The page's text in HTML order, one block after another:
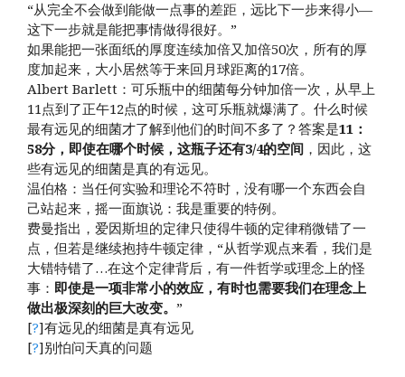
“从完全不会做到能做一点事的差距，远比下一步来得小—
这下一步就是能把事情做得很好。”
如果能把一张面纸的厚度连续加倍又加倍50次，所有的厚
度加起来，大小居然等于来回月球距离的17倍。
Albert Barlett：可乐瓶中的细菌每分钟加倍一次，从早上
11点到了正午12点的时候，这可乐瓶就爆满了。什么时候
最有远见的细菌才了解到他们的时间不多了？答案是11：
58分，即使在哪个时候，这瓶子还有3/4的空间 ，因此，这
些有远见的细菌是真的有远见。
温伯格：当任何实验和理论不符时，没有哪一个东西会自
己站起来，摇一面旗说：我是重要的特例。
费曼指出，爱因斯坦的定律只使得牛顿的定律稍微错了一
点，但若是继续抱持牛顿定律，“从哲学观点来看，我们是
大错特错了…在这个定律背后，有一件哲学或理念上的怪
事： 即使是一项非常小的效应，有时也需要我们在理念上
做出极深刻的巨大改变。 ”
[?]有远见的细菌是真有远见
[?]别怕问天真的问题